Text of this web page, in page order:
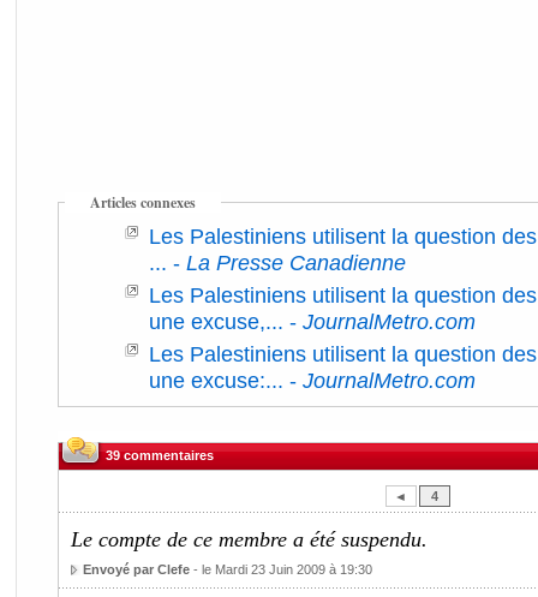
Articles connexes
Les Palestiniens utilisent la question
... - La Presse Canadienne
Les Palestiniens utilisent la question
une excuse,... - JournalMetro.com
Les Palestiniens utilisent la question
une excuse:... - JournalMetro.com
39 commentaires
◄ 4
Le compte de ce membre a été suspendu.
Envoyé par Clefe- le Mardi 23 Juin 2009 à 19:30